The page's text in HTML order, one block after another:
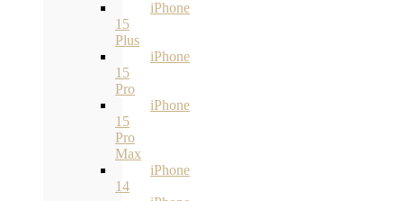
iPhone
15
Plus
iPhone
15
Pro
iPhone
15
Pro
Max
iPhone
14